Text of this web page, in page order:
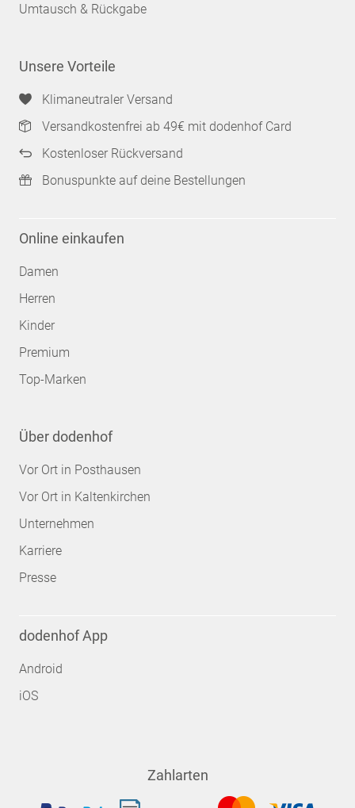
Umtausch & Rückgabe
Unsere Vorteile
Klimaneutraler Versand
Versandkostenfrei ab 49€ mit dodenhof Card
Kostenloser Rückversand
Bonuspunkte auf deine Bestellungen
Online einkaufen
Damen
Herren
Kinder
Premium
Top-Marken
Über dodenhof
Vor Ort in Posthausen
Vor Ort in Kaltenkirchen
Unternehmen
Karriere
Presse
dodenhof App
Android
iOS
Zahlarten